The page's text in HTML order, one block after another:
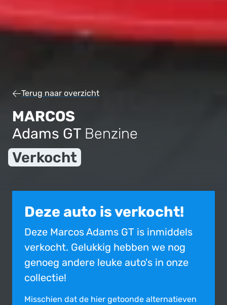
Terug naar overzicht
MARCOS
Adams GT Benzine
Verkocht
Deze auto is verkocht!
Deze Marcos Adams GT is inmiddels
verkocht. Gelukkig hebben we nog
genoeg andere leuke auto's in onze
collectie!
Misschien dat de hier getoonde alter­na­tie­ven